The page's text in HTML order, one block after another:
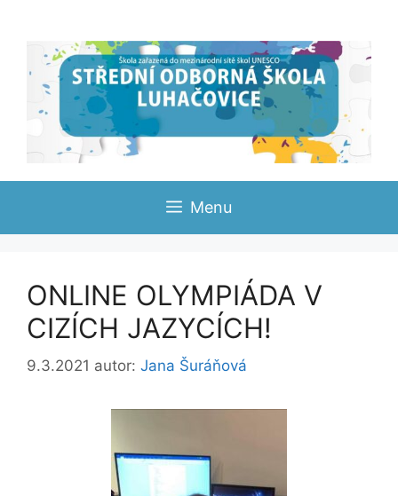
Menu
ONLINE OLYMPIÁDA V
CIZÍCH JAZYCÍCH!
9.3.2021 autor: Jana Šuráňová